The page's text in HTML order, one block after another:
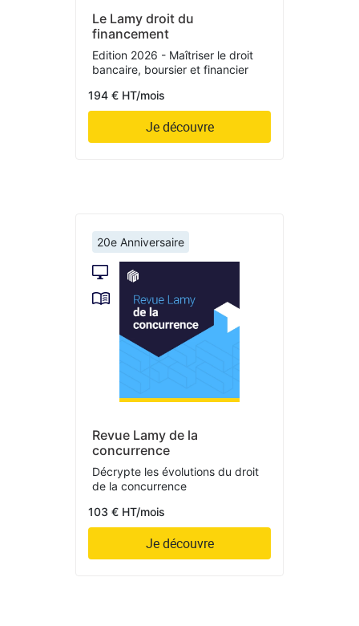
Le Lamy droit du
financement
Edition 2026 - Maîtriser le droit
bancaire, boursier et financier
194 € HT/mois
Je découvre
20e Anniversaire
Revue Lamy de la
concurrence
Décrypte les évolutions du droit
de la concurrence
103 € HT/mois
Je découvre